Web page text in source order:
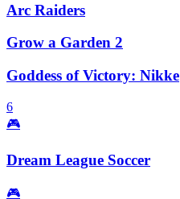
Arc Raiders
Grow a Garden 2
Goddess of Victory: Nikke
6
🎮
Dream League Soccer
🎮